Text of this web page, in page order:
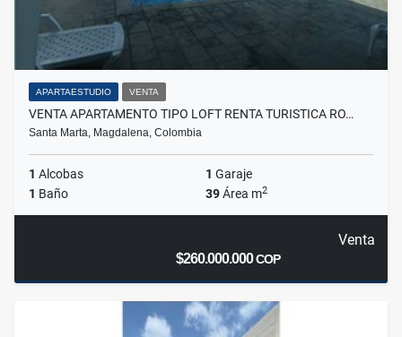
APARTAESTUDIO VENTA
VENTA APARTAMENTO TIPO LOFT RENTA TURISTICA RO…
Santa Marta, Magdalena, Colombia
1 Alcobas 1 Garaje
1 Baño 39Área m2
Venta
$260.000.000COP